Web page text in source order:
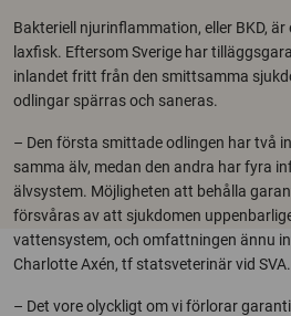
Bakteriell njurinflammation, eller BKD,
laxfisk. Eftersom Sverige har
inlandet fritt från den smittsamma
odlingar spärras och saneras.
– Den första smittade odlingen har två
samma älv, medan den andra har fyra
älvsystem. Möjligheten att behålla
försvåras av att sjukdomen
vattensystem, och omfattningen ännu
Charlotte Axén, tf statsveterinär vid SVA.
– Det vore olyckligt om vi förlorar